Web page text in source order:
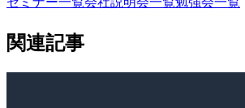
関連記事